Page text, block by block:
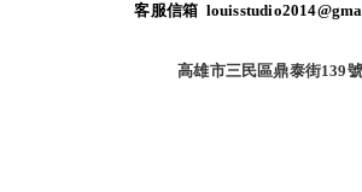
客服信箱
高雄市三民區鼎泰街139號